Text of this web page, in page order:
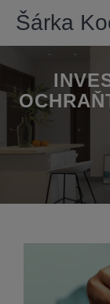
Šárka